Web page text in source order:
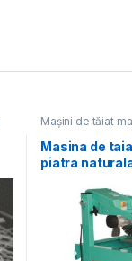
Mașini de tăiat
construcții
Masina de
piatra